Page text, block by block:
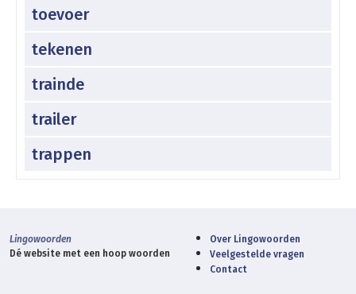
toevoer
tekenen
trainde
trailer
trappen
Lingowoorden
Dé website met een hoop woorden
Over Lingowoorden
Veelgestelde vragen
Contact